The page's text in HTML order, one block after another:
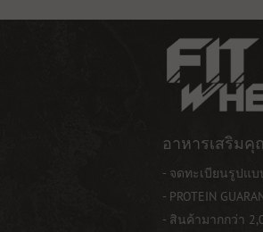
อาหารเสริมคุ
- จดทะเบียนรูปแ
- PROTEIN
- สินค้ามากกว่า